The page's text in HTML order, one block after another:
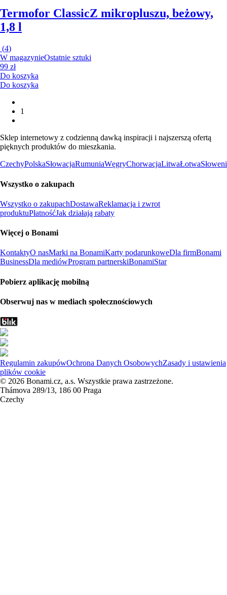
Termofor ClassicZ mikropluszu, beżowy,
1,8 l
(4)
W magazynieOstatnie sztuki
99 zł
Do koszyka
Do koszyka
1
Sklep internetowy z codzienną dawką inspiracji i najszerszą ofertą
pięknych produktów do mieszkania.
CzechyPolskaSłowacjaRumuniaWęgryChorwacjaLitwaŁotwa
Wszystko o zakupach
Wszystko o zakupachDostawaReklamacja i zwrot
produktuPłatnośćJak działają rabaty
Więcej o Bonami
KontaktyO nasMarki na BonamiKarty podarunkoweDla firmBonami
BusinessDla mediówProgram partnerskiBonamiStar
Pobierz aplikację mobilną
Obserwuj nas w mediach społecznościowych
Regulamin zakupówOchrona Danych OsobowychZasady i ustawienia
plików cookie
© 2026 Bonami.cz, a.s. Wszystkie prawa zastrzeżone.
Thámova 289/13, 186 00 Praga
Czechy